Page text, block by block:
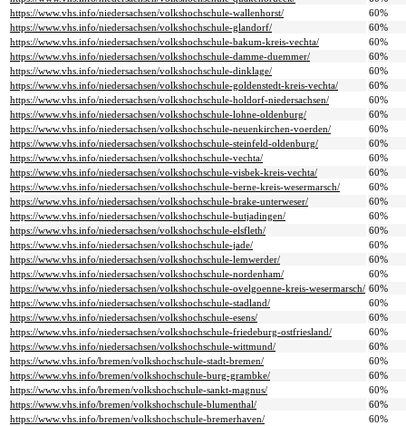
https://www.vhs.info/niedersachsen/volkshochschule-wallenhorst/
60%
https://www.vhs.info/niedersachsen/volkshochschule-glandorf/
60%
https://www.vhs.info/niedersachsen/volkshochschule-bakum-kreis-vechta/
60%
https://www.vhs.info/niedersachsen/volkshochschule-damme-duemmer/
60%
https://www.vhs.info/niedersachsen/volkshochschule-dinklage/
60%
https://www.vhs.info/niedersachsen/volkshochschule-goldenstedt-kreis-vechta/
60%
https://www.vhs.info/niedersachsen/volkshochschule-holdorf-niedersachsen/
60%
https://www.vhs.info/niedersachsen/volkshochschule-lohne-oldenburg/
60%
https://www.vhs.info/niedersachsen/volkshochschule-neuenkirchen-voerden/
60%
https://www.vhs.info/niedersachsen/volkshochschule-steinfeld-oldenburg/
60%
https://www.vhs.info/niedersachsen/volkshochschule-vechta/
60%
https://www.vhs.info/niedersachsen/volkshochschule-visbek-kreis-vechta/
60%
https://www.vhs.info/niedersachsen/volkshochschule-berne-kreis-wesermarsch/
60%
https://www.vhs.info/niedersachsen/volkshochschule-brake-unterweser/
60%
https://www.vhs.info/niedersachsen/volkshochschule-butjadingen/
60%
https://www.vhs.info/niedersachsen/volkshochschule-elsfleth/
60%
https://www.vhs.info/niedersachsen/volkshochschule-jade/
60%
https://www.vhs.info/niedersachsen/volkshochschule-lemwerder/
60%
https://www.vhs.info/niedersachsen/volkshochschule-nordenham/
60%
https://www.vhs.info/niedersachsen/volkshochschule-ovelgoenne-kreis-wesermarsch/ 60%
https://www.vhs.info/niedersachsen/volkshochschule-stadland/
60%
https://www.vhs.info/niedersachsen/volkshochschule-esens/
60%
https://www.vhs.info/niedersachsen/volkshochschule-friedeburg-ostfriesland/
60%
https://www.vhs.info/niedersachsen/volkshochschule-wittmund/
60%
https://www.vhs.info/bremen/volkshochschule-stadt-bremen/
60%
https://www.vhs.info/bremen/volkshochschule-burg-grambke/
60%
https://www.vhs.info/bremen/volkshochschule-sankt-magnus/
60%
https://www.vhs.info/bremen/volkshochschule-blumenthal/
60%
https://www.vhs.info/bremen/volkshochschule-bremerhaven/
60%